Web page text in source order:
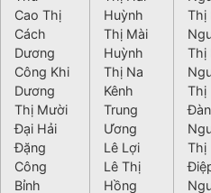
Cao Thị
Cách
Dương
Công Khi
Dương
Thị Mười
Đại Hải
Đặng
Công
Bỉnh
Huỳnh
Thị Mài
Huỳnh
Thị Na
Kênh
Trung
Ương
Lê Lợi
Lê Thị
Hồng
Thị
Thị
Thị
Thị